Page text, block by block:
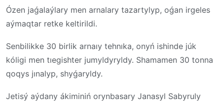
Ózen jaǵalaýlary men arnalary tazartylyp, oǵan irgeles
aýmaqtar retke keltirildi.
Senbilikke 30 birlik arnaıy tehnıka, onyń ishinde júk
kóligi men tıegishter jumyldyryldy. Shamamen 30 tonna
qoqys jınalyp, shyǵaryldy.
Jetisý aýdany ákiminiń orynbasary Janasyl Sabyruly